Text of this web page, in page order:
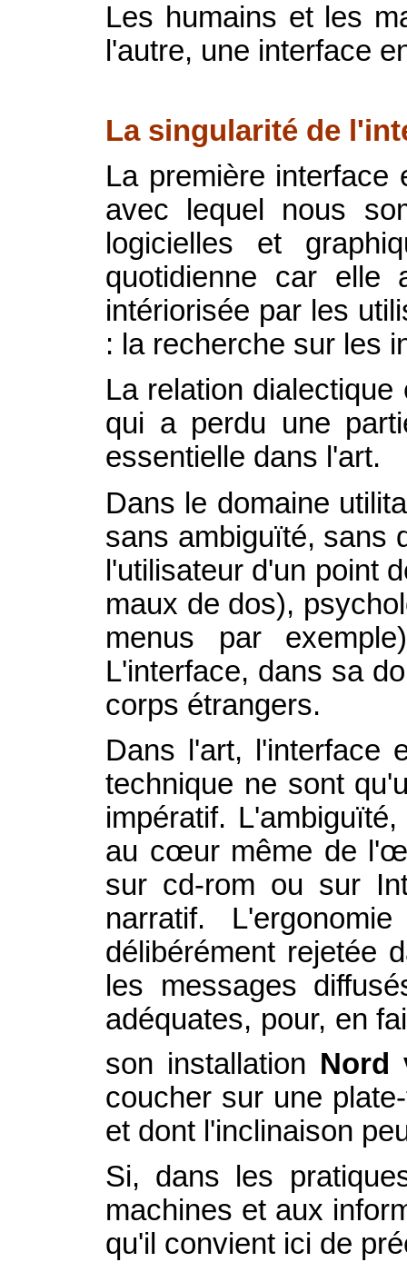
Les humains et les
l'autre, une interface
La singularité de
La première
avec lequel nous
logicielles et
quotidienne car elle
intériorisée par les
: la recherche sur les
La relation
qui a perdu une
essentielle dans l'art.
Dans le domaine
sans ambiguïté, sans
l'utilisateur d'un point
maux de dos),
menus par
L'interface, dans sa
corps étrangers.
Dans l'art, l'interface
technique ne sont
impératif.
au cœur même de
sur cd-rom ou sur
narratif.
délibérément rejetée
les messages
adéquates, pour, en
son installation Nord
coucher sur une
et dont l'inclinaison
Si, dans les
machines et aux
qu'il convient ici de